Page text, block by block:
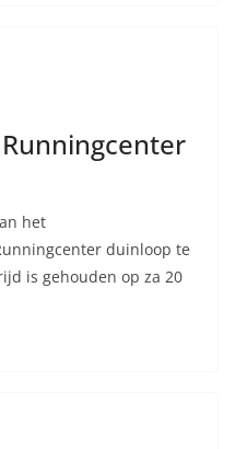
het
duinloop te
is gehouden op za 20